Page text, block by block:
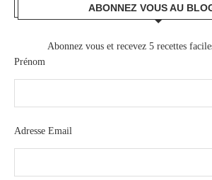
ABONNEZ VOUS AU
Abonnez vous et recevez 5 recettes
Prénom
Adresse Email